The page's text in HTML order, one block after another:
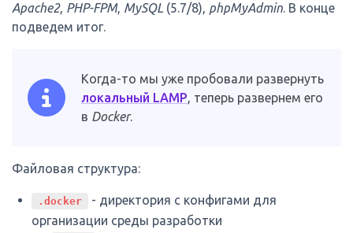
Apache2, PHP-FPM, MySQL (5.7/8), phpMyAdmin. В конце
подведем итог.
Когда-то мы уже пробовали развернуть
локальный LAMP, теперь развернем его
в Docker.
Файловая структура:
.docker
- директория с конфигами для
организации среды разработки